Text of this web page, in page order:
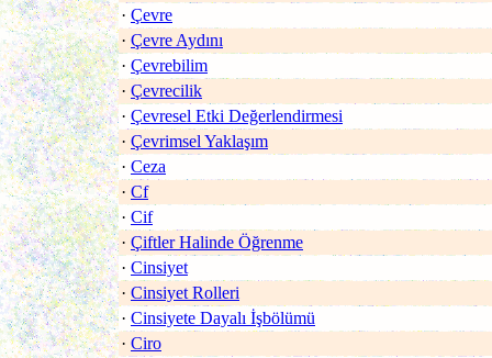
· Çevre
· Çevre Aydını
· Çevrebilim
· Çevrecilik
· Çevresel Etki Değerlendirmesi
· Çevrimsel Yaklaşım
· Ceza
· Cf
· Cif
· Çiftler Halinde Öğrenme
· Cinsiyet
· Cinsiyet Rolleri
· Cinsiyete Dayalı İşbölümü
· Ciro